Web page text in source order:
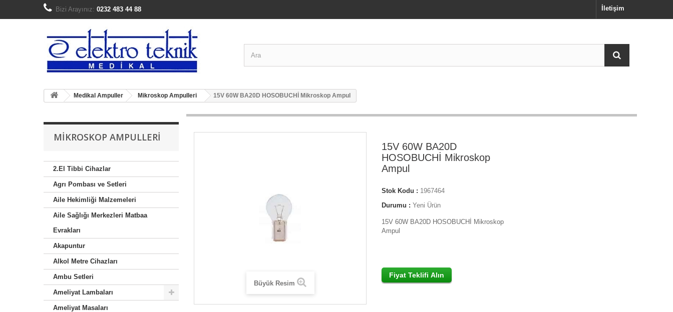
İletişim
Bizi Arayınız: 0232 483 44 88
Medikal Ampuller Mikroskop Ampulleri 15V 60W BA20D HOSOBUCHİ Mikroskop Ampul
MIKROSKOP AMPULLERI
2.El Tibbi Cihazlar
Agrı Pombası ve Setleri
Aile Hekimliği Malzemeleri
Aile Sağlığı Merkezleri Matbaa
Evrakları
Akapuntur
Alkol Metre Cihazları
Ambu Setleri
Ameliyat Lambaları
Ameliyat Masaları
Büyük Resim
15V 60W BA20D
HOSOBUCHİ Mikroskop
Ampul
Stok Kodu : 1967464
Durumu : Yeni Ürün
15V 60W BA20D HOSOBUCHİ Mikroskop
Ampul